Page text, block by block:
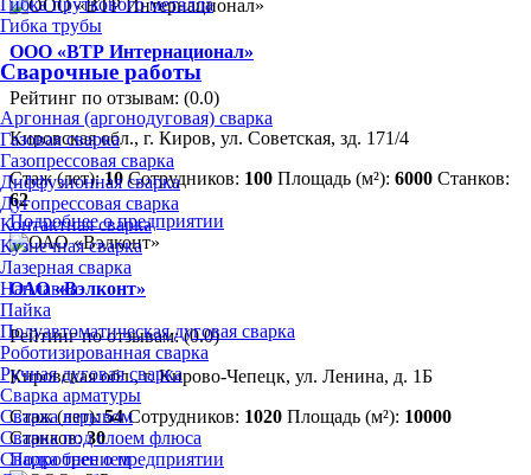
Гибка пруткового металла
Гибка трубы
Сварочные работы
Аргонная (аргонодуговая) сварка
Газовая сварка
Газопрессовая сварка
Диффузионная сварка
Дугопрессовая сварка
Контактная сварка
Кузнечная сварка
Лазерная сварка
Наплавка
Пайка
Полуавтоматическая дуговая сварка
Роботизированная сварка
Ручная дуговая сварка
Сварка арматуры
Сварка взрывом
Сварка под слоем флюса
Сварка трением
ООО «ВТР Интернационал»
Рейтинг по отзывам: (0.0)
Кировская обл., г. Киров, ул. Советская, зд. 171/4
Стаж (лет):10 Сотрудников: 100 Площадь (м²): 6000 Станков:
62
Подробнее о предприятии
ОАО «Вэлконт»
Рейтинг по отзывам:(0.0)
Кировская обл., г. Кирово-Чепецк, ул. Ленина, д. 1Б
Стаж (лет):54 Сотрудников: 1020 Площадь (м²): 10000
Станков:30
Подробнее о предприятии